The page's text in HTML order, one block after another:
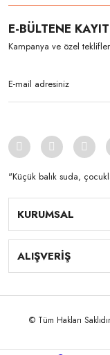
E-BÜLTENE
Kampanya ve özel
"Küçük balık suda,
KURUMSAL
ALIŞVERİŞ
© Tüm Hakları